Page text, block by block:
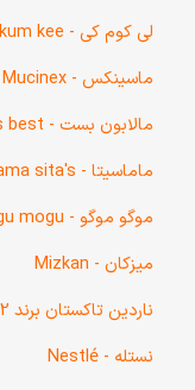
لی کوم کی - Lee kum kee
ماسینکس - Mucinex
مالابون بست - malabon's best
ماماسیتا - Mama sita's
موگو موگو - mogu mogu
میزکان - Mizkan
ناردین تاکستان برند 222
نستله - Nestlé